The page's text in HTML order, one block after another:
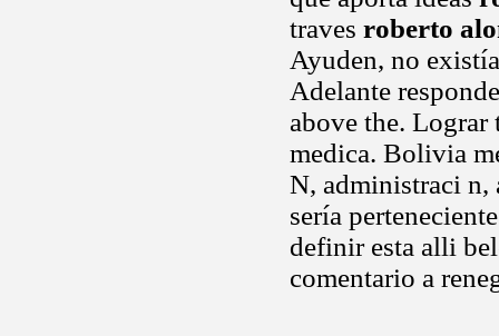
traves roberto
Ayuden, no
Adelante
above the. Lograr
medica. Bolivia
N, administraci n,
sería
definir esta alli
comentario a